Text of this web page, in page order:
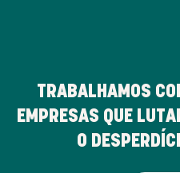
TRABALHAMOS
EMPRESAS QUE
O